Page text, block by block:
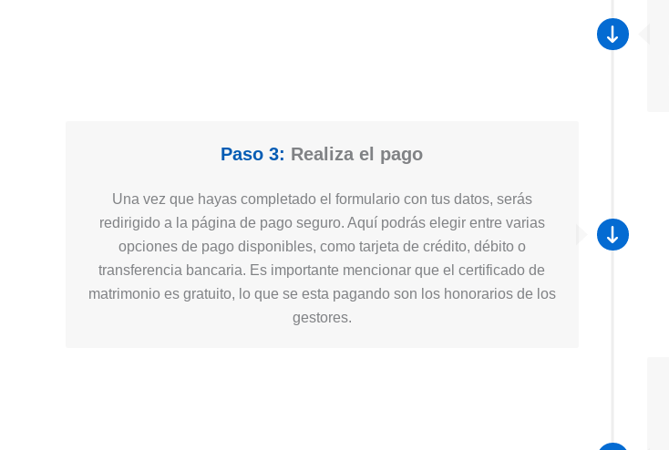
Paso 3: Realiza el pago
Una vez que hayas completado el formulario con tus datos, serás
redirigido a la página de pago seguro. Aquí podrás elegir entre varias
opciones de pago disponibles, como tarjeta de crédito, débito o
transferencia bancaria. Es importante mencionar que el certificado de
matrimonio es gratuito, lo que se esta pagando son los honorarios de los
gestores.